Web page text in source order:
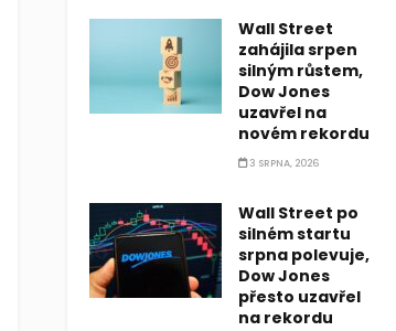
Wall Street
zahájila srpen
silným růstem,
Dow Jones
uzavřel na
novém rekordu
3 SRPNA, 2026
Wall Street po
silném startu
srpna polevuje,
Dow Jones
přesto uzavřel
na rekordu